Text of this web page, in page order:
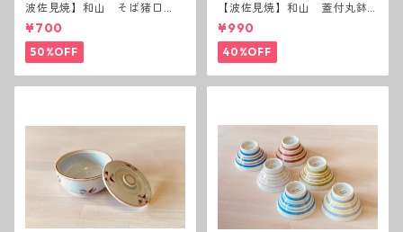
波佐見焼】和山 そば猪口
（十草）
¥700
50%OFF
【波佐見焼】和山 蓋付丸鉢
(唐辛子)
¥990
40%OFF